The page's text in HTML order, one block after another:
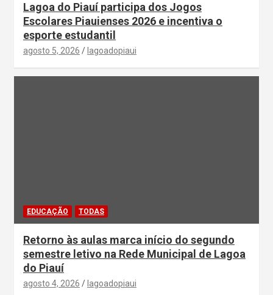
Lagoa do Piauí participa dos Jogos
Escolares Piauienses 2026 e incentiva o
esporte estudantil
agosto 5, 2026 lagoadopiaui
EDUCAÇÃO TODAS
Retorno às aulas marca início do segundo
semestre letivo na Rede Municipal de Lagoa
do Piauí
agosto 4, 2026 lagoadopiaui